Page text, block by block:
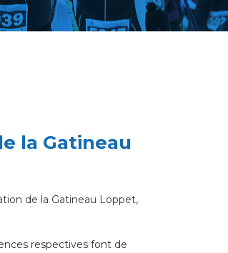
la Gatineau
de la Gatineau Loppet,
respectives font de